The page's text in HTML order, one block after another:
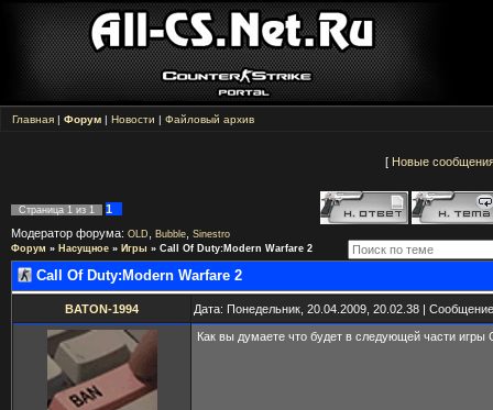
Главная | Форум | Новости | Файловый архив
[ Новые
Страница 1 из 1
1
Модератор форума: OLD Bubble Sinestro
Форум » Насущное » Игры » Call Of Duty:Modern Warfare 2
Call Of Duty:Modern Warfare 2
BATON-1994 Дата: Понедельник, 20.04.2009, 20.02.38 |
Как вы думаете что будет в следующей части игры